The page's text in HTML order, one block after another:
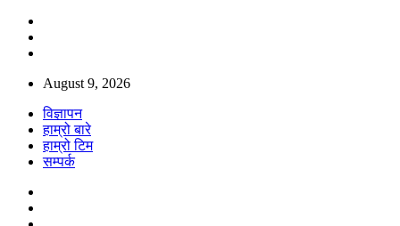
August 9, 2026
विज्ञापन
हाम्रो बारे
हाम्रो टिम
सम्पर्क